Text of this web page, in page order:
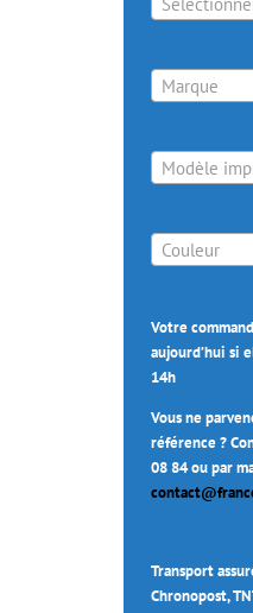
Marque
Modèle
Couleur
Votre
aujourd’hui si
14h
Vous ne
référence ?
08 84 ou par
Transport
Chronopost,